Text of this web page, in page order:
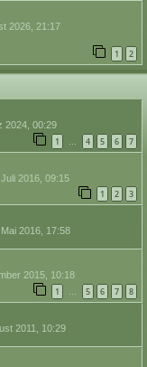
2026, 21:17
1 2
2024, 00:29
1 … 4 5 6 7
2016, 09:15
1 2 3
2016, 17:58
2015, 10:18
1 … 5 6 7 8
2011, 10:29